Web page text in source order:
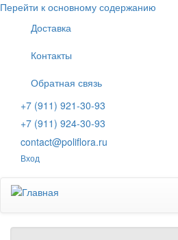
Перейти к основному содержанию
Доставка
Контакты
Обратная связь
+7 (911) 921-30-93
+7 (911) 924-30-93
contact@poliflora.ru
Вход